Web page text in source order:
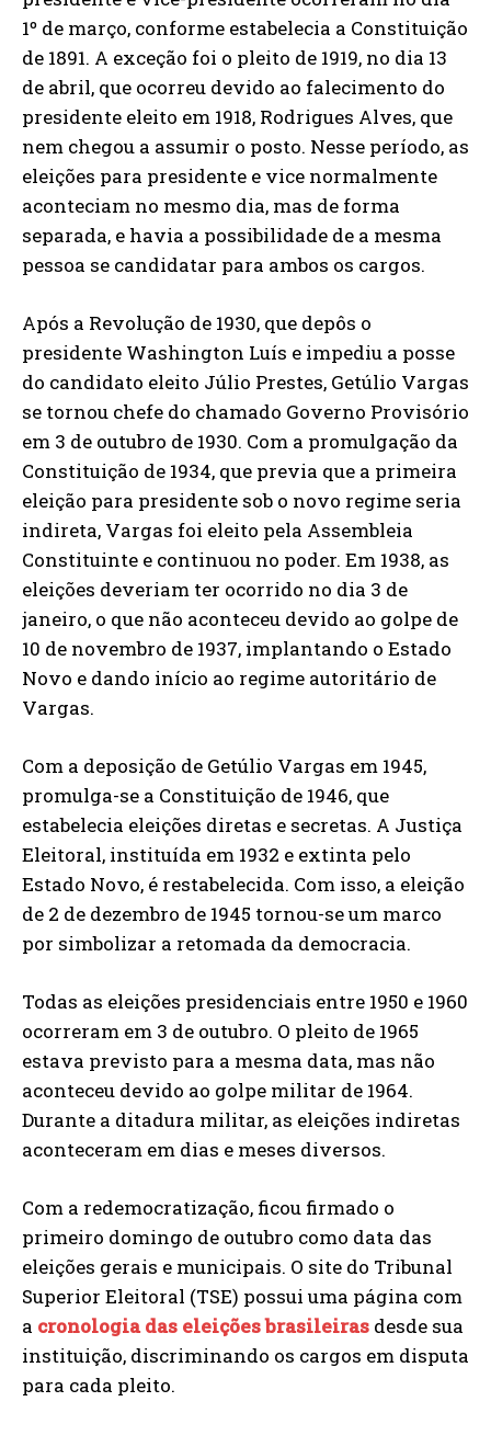
1º de março, conforme estabelecia a Constituição
de 1891. A exceção foi o pleito de 1919, no dia 13
de abril, que ocorreu devido ao falecimento do
presidente eleito em 1918, Rodrigues Alves, que
nem chegou a assumir o posto. Nesse período, as
eleições para presidente e vice normalmente
aconteciam no mesmo dia, mas de forma
separada, e havia a possibilidade de a mesma
pessoa se candidatar para ambos os cargos.
Após a Revolução de 1930, que depôs o
presidente Washington Luís e impediu a posse
do candidato eleito Júlio Prestes, Getúlio Vargas
se tornou chefe do chamado Governo Provisório
em 3 de outubro de 1930. Com a promulgação da
Constituição de 1934, que previa que a primeira
eleição para presidente sob o novo regime seria
indireta, Vargas foi eleito pela Assembleia
Constituinte e continuou no poder. Em 1938, as
eleições deveriam ter ocorrido no dia 3 de
janeiro, o que não aconteceu devido ao golpe de
10 de novembro de 1937, implantando o Estado
Novo e dando início ao regime autoritário de
Vargas.
Com a deposição de Getúlio Vargas em 1945,
promulga-se a Constituição de 1946, que
estabelecia eleições diretas e secretas. A Justiça
Eleitoral, instituída em 1932 e extinta pelo
Estado Novo, é restabelecida. Com isso, a eleição
de 2 de dezembro de 1945 tornou-se um marco
por simbolizar a retomada da democracia.
Todas as eleições presidenciais entre 1950 e 1960
ocorreram em 3 de outubro. O pleito de 1965
estava previsto para a mesma data, mas não
aconteceu devido ao golpe militar de 1964.
Durante a ditadura militar, as eleições indiretas
aconteceram em dias e meses diversos.
Com a redemocratização, ficou firmado o
primeiro domingo de outubro como data das
eleições gerais e municipais. O site do Tribunal
Superior Eleitoral (TSE) possui uma página com
a cronologia das eleições brasileiras desde sua
instituição, discriminando os cargos em disputa
para cada pleito.